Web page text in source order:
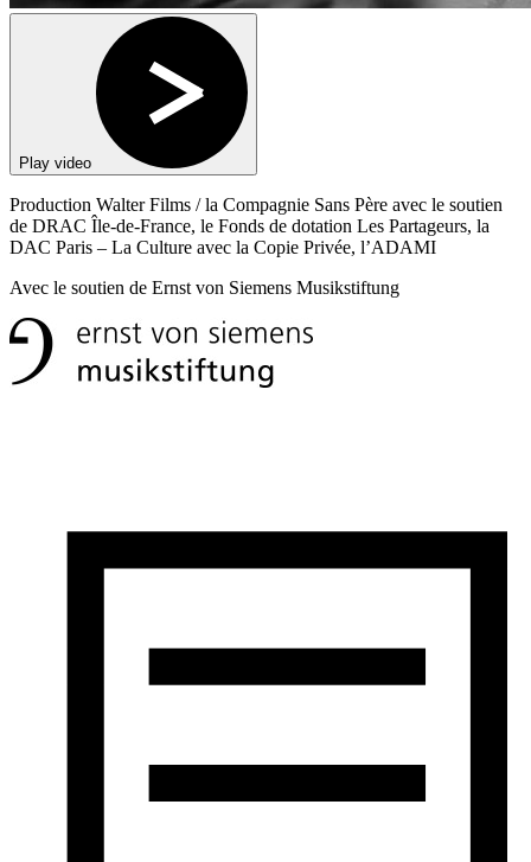
Play video
Production Walter Films / la Compagnie Sans Père avec le soutien
de DRAC Île-de-France, le Fonds de dotation Les Partageurs, la
DAC Paris – La Culture avec la Copie Privée, l’ADAMI
Avec le soutien de Ernst von Siemens Musikstiftung